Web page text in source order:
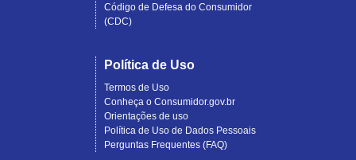
Código de Defesa do Consumidor
(CDC)
Política de Uso
Termos de Uso
Conheça o Consumidor.gov.br
Orientações de uso
Política de Uso de Dados Pessoais
Perguntas Frequentes (FAQ)